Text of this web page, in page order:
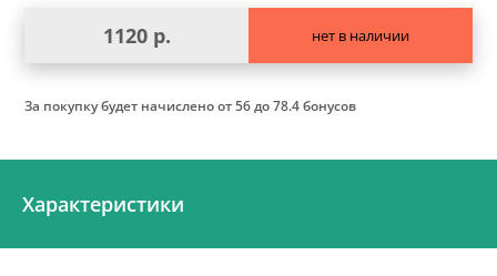
1120 р. нет в наличии
За покупку будет начисленоот 56 до 78.4 бонусов
Характеристики